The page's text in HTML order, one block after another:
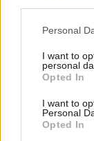
Personal
I want to
personal
Opted In
I want to
Personal
Opted In
Vaizdai iš
vaiko gyvybių
Žinios |